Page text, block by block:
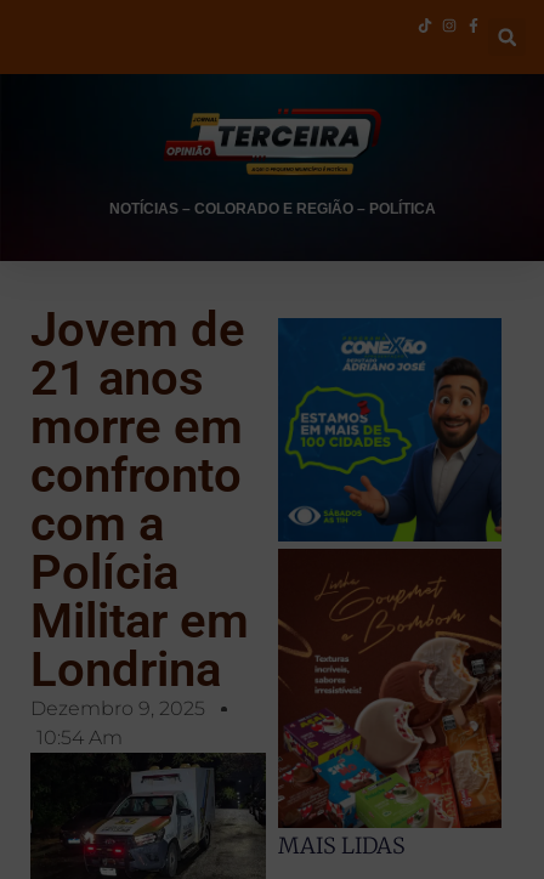
NOTÍCIAS– COLORADO E REGIÃO– POLÍTICA
Jovem de
21 anos
morre em
confronto
com a
Polícia
Militar em
Londrina
Dezembro 9, 2025
10:54 Am
MAIS LIDAS